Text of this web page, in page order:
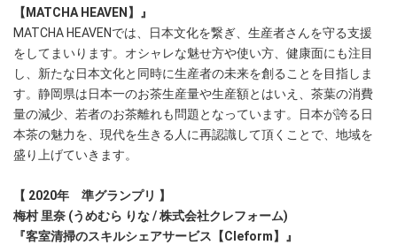
【MATCHA HEAVEN】』
MATCHA HEAVENでは、日本文化を繋ぎ、生産者さんを守る支援
をしてまいります。オシャレな魅せ方や使い方、健康面にも注目
し、新たな日本文化と同時に生産者の未来を創ることを目指しま
す。静岡県は日本一のお茶生産量や生産額とはいえ、茶葉の消費
量の減少、若者のお茶離れも問題となっています。日本が誇る日
本茶の魅力を、現代を生きる人に再認識して頂くことで、地域を
盛り上げていきます。
【 2020年 準グランプリ 】
梅村 里奈 (うめむら りな / 株式会社クレフォーム)
『客室清掃のスキルシェアサービス【Cleform】』